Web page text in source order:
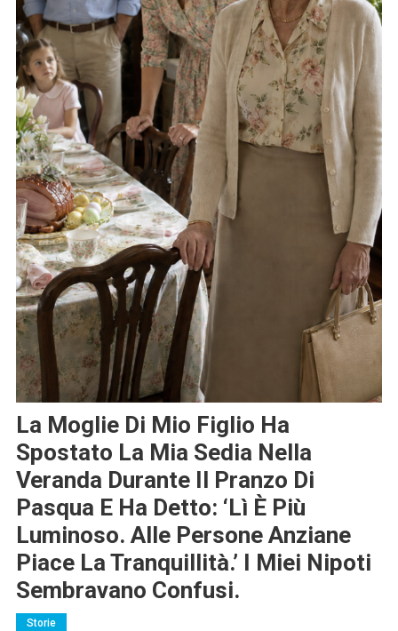
La Moglie Di Mio Figlio Ha
Spostato La Mia Sedia Nella
Veranda Durante Il Pranzo Di
Pasqua E Ha Detto: ‘Lì È Più
Luminoso. Alle Persone Anziane
Piace La Tranquillità.’ I Miei Nipoti
Sembravano Confusi.
Storie